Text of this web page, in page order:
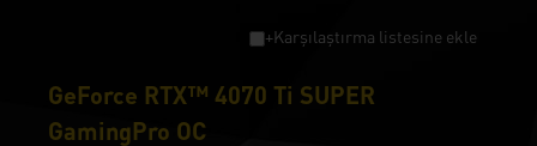
+Karşılaştırma listesine ekle
GeForce RTX™ 4070 Ti SUPER
GamingPro OC